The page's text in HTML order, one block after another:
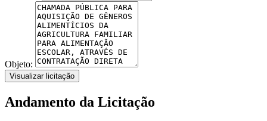
Objeto:
Visualizar licitação
Andamento da Licitação